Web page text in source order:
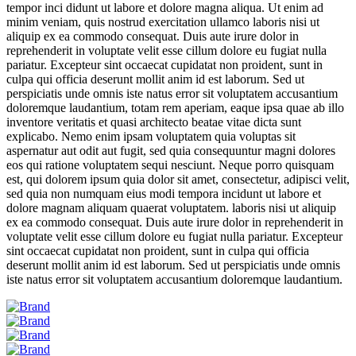
tempor inci didunt ut labore et dolore magna aliqua. Ut enim ad
minim veniam, quis nostrud exercitation ullamco laboris nisi ut
aliquip ex ea commodo consequat. Duis aute irure dolor in
reprehenderit in voluptate velit esse cillum dolore eu fugiat nulla
pariatur. Excepteur sint occaecat cupidatat non proident, sunt in
culpa qui officia deserunt mollit anim id est laborum. Sed ut
perspiciatis unde omnis iste natus error sit voluptatem accusantium
doloremque laudantium, totam rem aperiam, eaque ipsa quae ab illo
inventore veritatis et quasi architecto beatae vitae dicta sunt
explicabo. Nemo enim ipsam voluptatem quia voluptas sit
aspernatur aut odit aut fugit, sed quia consequuntur magni dolores
eos qui ratione voluptatem sequi nesciunt. Neque porro quisquam
est, qui dolorem ipsum quia dolor sit amet, consectetur, adipisci velit,
sed quia non numquam eius modi tempora incidunt ut labore et
dolore magnam aliquam quaerat voluptatem. laboris nisi ut aliquip
ex ea commodo consequat. Duis aute irure dolor in reprehenderit in
voluptate velit esse cillum dolore eu fugiat nulla pariatur. Excepteur
sint occaecat cupidatat non proident, sunt in culpa qui officia
deserunt mollit anim id est laborum. Sed ut perspiciatis unde omnis
iste natus error sit voluptatem accusantium doloremque laudantium.